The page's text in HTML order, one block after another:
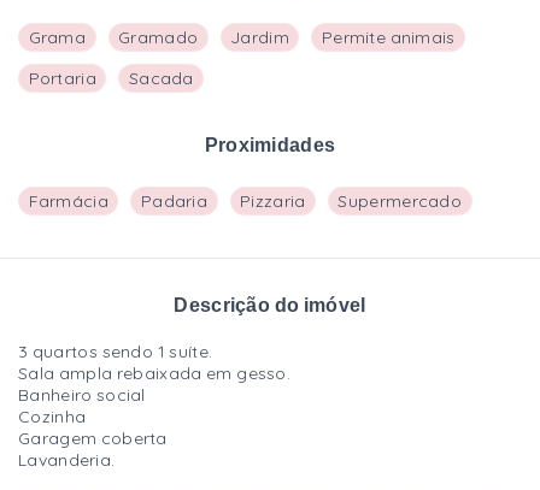
Grama Gramado Jardim
Permite animais
Portaria
Sacada
Proximidades
Farmácia Padaria Pizzaria Supermercado
Descrição do imóvel
3 quartos sendo 1 suíte.
Sala ampla rebaixada em gesso.
Banheiro social
Cozinha
Garagem coberta
Lavanderia.